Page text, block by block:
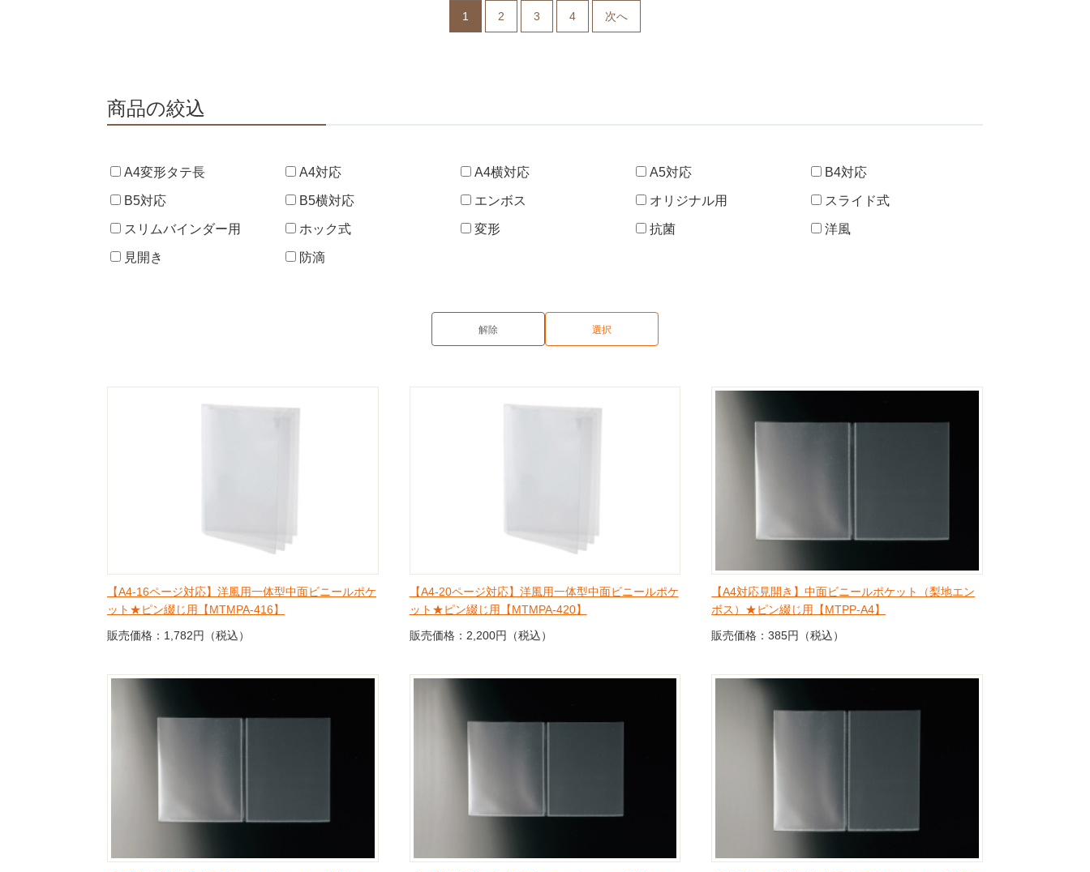
1 2 3 4 次へ
商品の絞込
A4変形タテ長 A4対応 A4横対応 A5対応 B4対応
B5対応 B5横対応 エンボス オリジナル用 スライド式
スリムバインダー用 ホック式 変形 抗菌 洋風
見開き 防滴
【A4-16ページ対応】洋風用一体型中面ビニールポケ
ット★ピン綴じ用【MTMPA-416】
販売価格：1,782円（税込）
【A4-20ページ対応】洋風用一体型中面ビニールポケ
ット★ピン綴じ用【MTMPA-420】
販売価格：2,200円（税込）
【A4対応見開き】中面ビニールポケット（梨地エン
ボス）★ピン綴じ用【MTPP-A4】
販売価格：385円（税込）